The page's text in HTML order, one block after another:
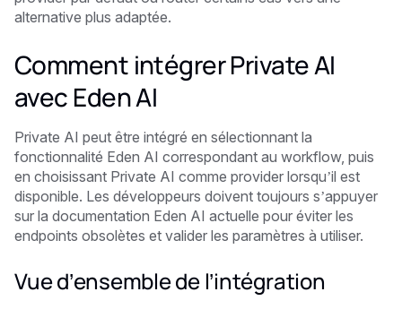
alternative plus adaptée.
Comment intégrer Private AI
avec Eden AI
Private AI peut être intégré en sélectionnant la
fonctionnalité Eden AI correspondant au workflow, puis
en choisissant Private AI comme provider lorsqu’il est
disponible. Les développeurs doivent toujours s’appuyer
sur la documentation Eden AI actuelle pour éviter les
endpoints obsolètes et valider les paramètres à utiliser.
Vue d’ensemble de l’intégration